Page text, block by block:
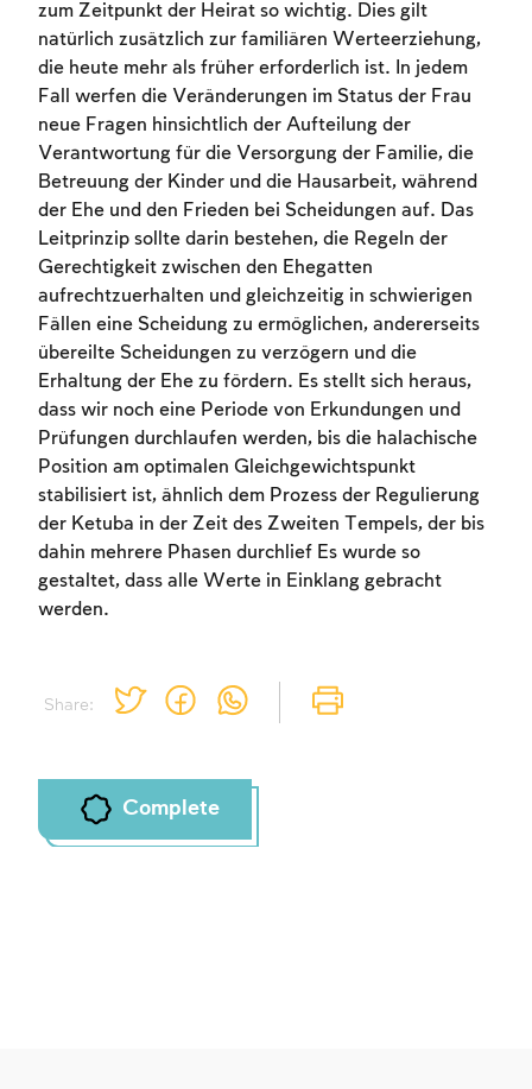
Share:
zum Zeitpunkt der Heirat so wichtig. Dies gilt
natürlich zusätzlich zur familiären Werteerziehung,
die heute mehr als früher erforderlich ist. In jedem
Fall werfen die Veränderungen im Status der Frau
neue Fragen hinsichtlich der Aufteilung der
Verantwortung für die Versorgung der Familie, die
Betreuung der Kinder und die Hausarbeit, während
der Ehe und den Frieden bei Scheidungen auf. Das
Leitprinzip sollte darin bestehen, die Regeln der
Gerechtigkeit zwischen den Ehegatten
aufrechtzuerhalten und gleichzeitig in schwierigen
Fällen eine Scheidung zu ermöglichen, andererseits
übereilte Scheidungen zu verzögern und die
Erhaltung der Ehe zu fördern. Es stellt sich heraus,
dass wir noch eine Periode von Erkundungen und
Prüfungen durchlaufen werden, bis die halachische
Position am optimalen Gleichgewichtspunkt
stabilisiert ist, ähnlich dem Prozess der Regulierung
der Ketuba in der Zeit des Zweiten Tempels, der bis
dahin mehrere Phasen durchlief Es wurde so
gestaltet, dass alle Werte in Einklang gebracht
werden.
Complete